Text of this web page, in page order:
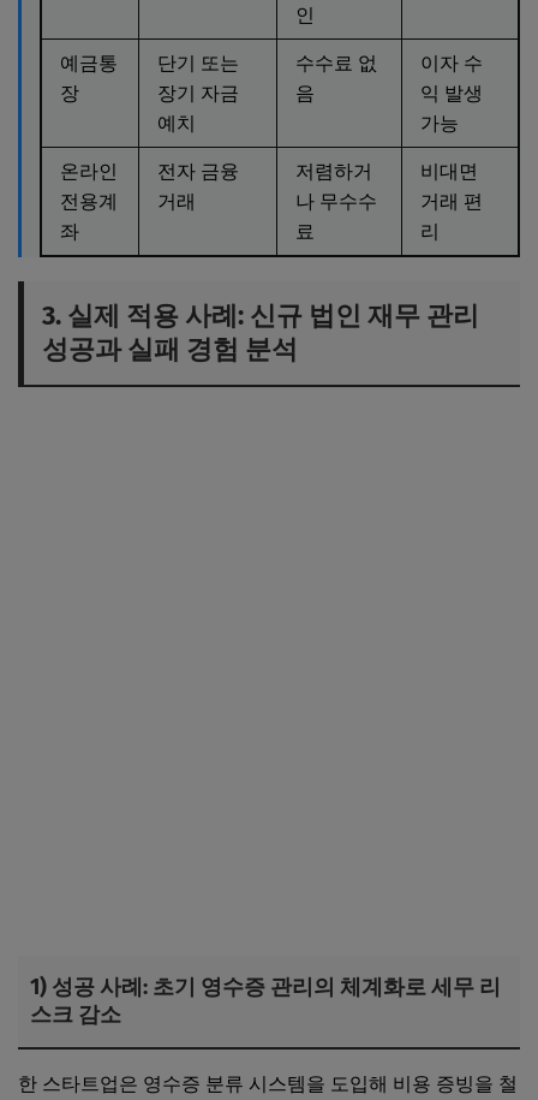
인
예금통
장
단기 또는
장기 자금
예치
수수료 없
음
이자 수
익 발생
가능
온라인
전용계
좌
전자 금융
거래
저렴하거
나 무수수
료
비대면
거래 편
리
3. 실제 적용 사례: 신규 법인 재무 관리
성공과 실패 경험 분석
1) 성공 사례: 초기 영수증 관리의 체계화로 세무 리
스크 감소
한 스타트업은 영수증 분류 시스템을 도입해 비용 증빙을 철